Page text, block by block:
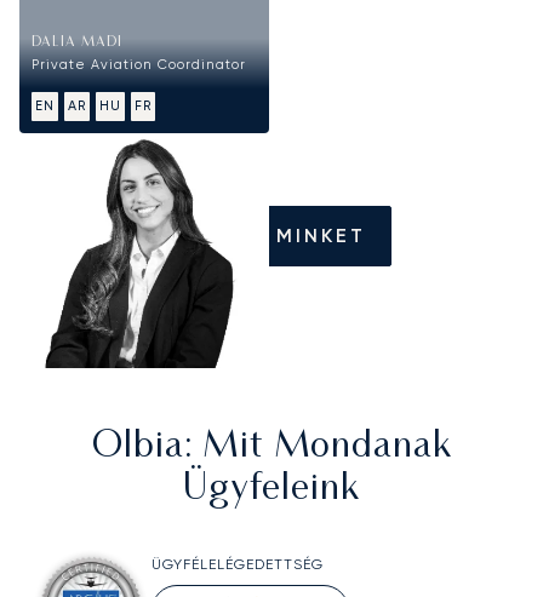
DALIA MADI
Private Aviation Coordinator
EN AR HU FR
HÍVJON MINKET
Olbia: Mit Mondanak
Ügyfeleink
ÜGYFÉLELÉGEDETTSÉG